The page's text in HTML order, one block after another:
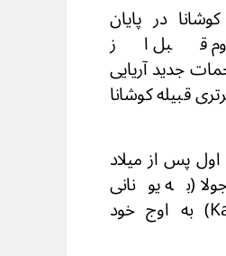
در پایان
قبل از
جدید آریایی
قبیله کوشانا
پس از میلاد
(به یونانی
به اوج خود